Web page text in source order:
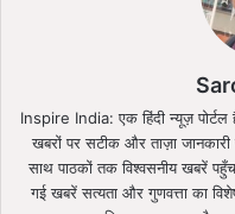
Inspire India: एक हिंदी न्यूज़
खबरों पर सटीक और ताज़ा जानकारी
साथ पाठकों तक विश्वसनीय खबरें
गई खबरें सत्यता और गुणवत्ता का